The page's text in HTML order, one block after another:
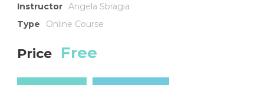
Instructor Angela Sbragia
Type
Online Course
Price Free